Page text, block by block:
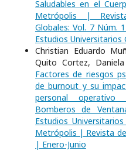
Saludables en el
Metrópolis |
Globales: Vol. 7 Núm.
Estudios Universitarios
Christian Eduardo
Quito Cortez, Daniela
Factores de riesgos
de burnout y su
personal
Bomberos de
Estudios
Metrópolis | Revista
| Enero-Junio